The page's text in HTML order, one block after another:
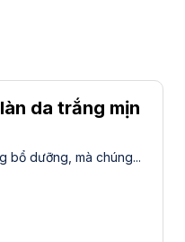
da trắng mịn
bổ dưỡng, mà chúng...